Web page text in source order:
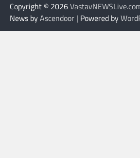
Copyright © 2026
News byAscendoor | Powered by